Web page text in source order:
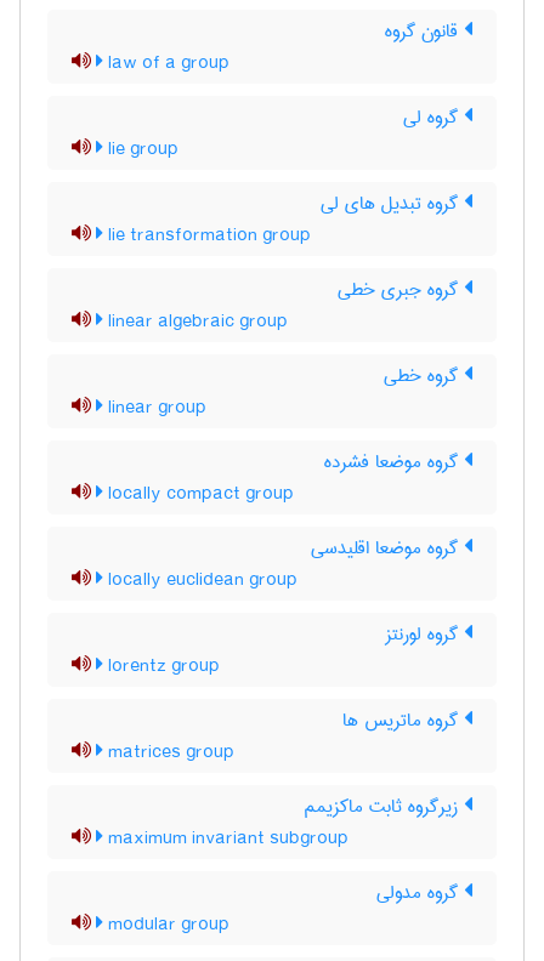
قانون گروه
law of a group
گروه لی
lie group
گروه تبدیل های لی
lie transformation group
گروه جبری خطی
linear algebraic group
گروه خطی
linear group
گروه موضعا فشرده
locally compact group
گروه موضعا اقلیدسی
locally euclidean group
گروه لورنتز
lorentz group
گروه ماتریس ها
matrices group
زیرگروه ثابت ماکزیمم
maximum invariant subgroup
گروه مدولی
modular group